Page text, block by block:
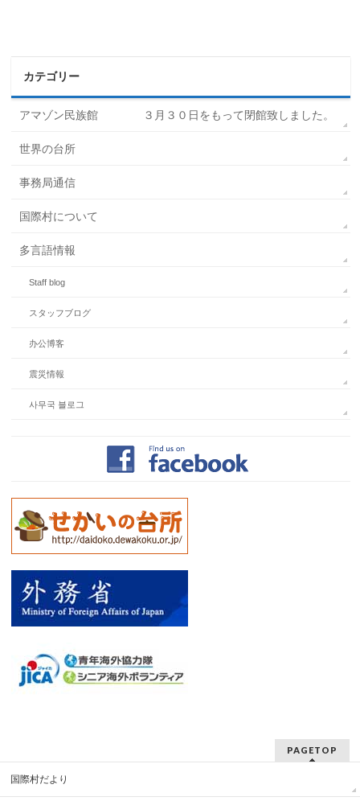
カテゴリー
アマゾン民族館 ３月３０日をもって閉館致しました。
世界の台所
事務局通信
国際村について
多言語情報
Staff blog
スタッフブログ
办公博客
震災情報
사무국 블로그
PAGETOP
国際村だより